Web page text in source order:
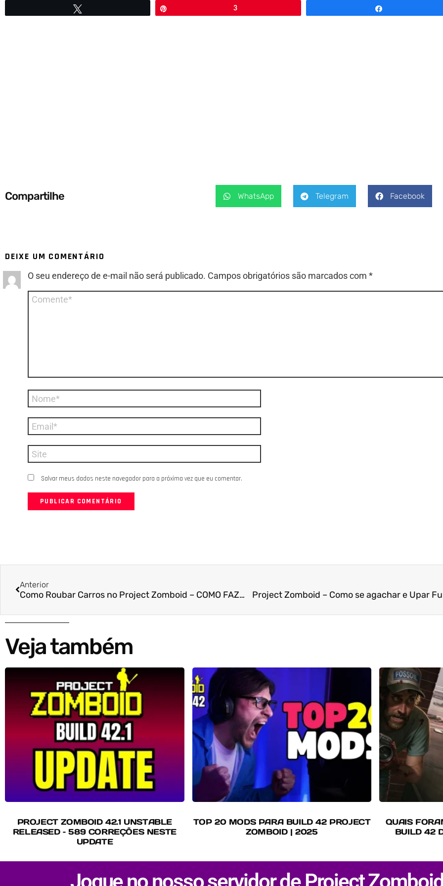
3
Compartilhe WhatsApp Telegram Facebook
DEIXE UM COMENTÁRIO
O seu endereço de e-mail não será publicado. Campos obrigatórios são marcados com *
Comentário
mail
*
Site
Salvar meus dados neste navegador para a próxima vez que eu comentar.
Anterior
Como Roubar Carros no Project Zomboid – COMO FAZER LIGAÇÃO DIRETA Project Zomboid – Como se agachar e Upar
Veja também
PROJECT ZOMBOID 42.1 UNSTABLE
RELEASED – 589 CORREÇÕES NESTE
UPDATE
TOP 20 MODS PARA BUILD 42 PROJECT
ZOMBOID | 2025
QUAIS
BUILD 42